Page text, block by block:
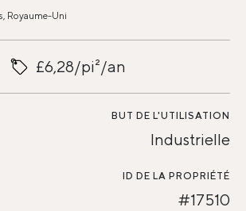
Royaume-Uni
£6,28/pi²/an
BUT DE L'UTILISATION
Industrielle
ID DE LA PROPRIÉTÉ
#17510